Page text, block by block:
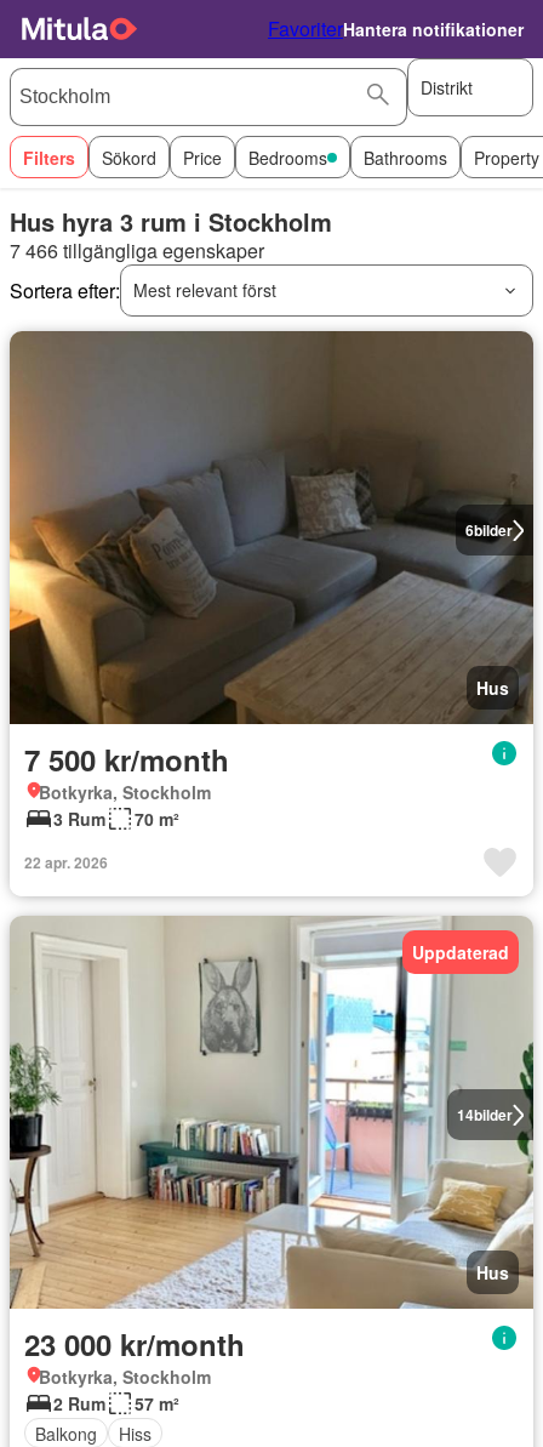
FavoriterHantera notifikationer
Distrikt
Filters Sökord Price Bedrooms Bathrooms
Hus hyra 3 rum i Stockholm
7 466 tillgängliga egenskaper
Sortera efter:
Mest relevant först
6bilder
Hus
7 500 kr/month
Botkyrka, Stockholm
3 Rum
70 m²
22 apr. 2026
14bilder
Uppdaterad
Hus
23 000 kr/month
Botkyrka, Stockholm
2 Rum
57 m²
Balkong
Hiss